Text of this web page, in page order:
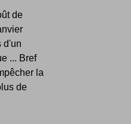
de
d'un
... Bref
la
de